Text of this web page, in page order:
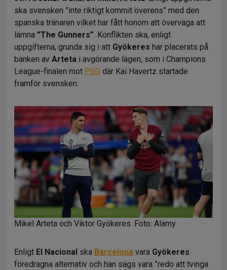
ska svensken ”inte riktigt kommit överens” med den
spanska tränaren vilket har fått honom att överväga att
lämna ”The Gunners”. Konflikten ska, enligt
uppgifterna, grunda sig i att Gyökeres har placerats på
bänken av Arteta i avgörande lägen, som i Champions
League-finalen mot PSG där Kai Havertz startade
framför svensken.
Mikel Arteta och Viktor Gyökeres. Foto: Alamy
Enligt El Nacional ska Barcelona vara Gyökeres
föredragna alternativ och han sägs vara ”redo att tvinga